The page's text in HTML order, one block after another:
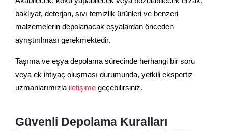
bakliyat, deterjan, sıvı temizlik ürünleri ve benzeri
malzemelerin depolanacak eşyalardan önceden
ayrıştırılması gerekmektedir.
Taşıma ve eşya depolama sürecinde herhangi bir soru
veya ek ihtiyaç oluşması durumunda, yetkili ekspertiz
uzmanlarımızla iletişime geçebilirsiniz.
Güvenli Depolama Kuralları